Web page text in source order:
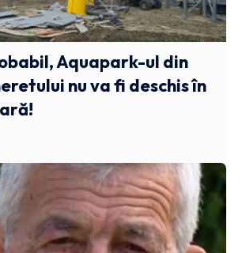
Aquapark-ul din
nu va fi deschis în